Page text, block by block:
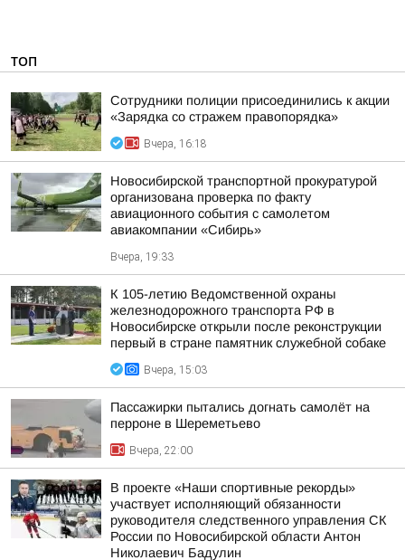
ТОП
Сотрудники полиции присоединились к акции
«Зарядка со стражем правопорядка»
Вчера, 16:18
Новосибирской транспортной прокуратурой
организована проверка по факту
авиационного события с самолетом
авиакомпании «Сибирь»
Вчера, 19:33
К 105-летию Ведомственной охраны
железнодорожного транспорта РФ в
Новосибирске открыли после реконструкции
первый в стране памятник служебной собаке
Вчера, 15:03
Пассажирки пытались догнать самолёт на
перроне в Шереметьево
Вчера, 22:00
В проекте «Наши спортивные рекорды»
участвует исполняющий обязанности
руководителя следственного управления СК
России по Новосибирской области Антон
Николаевич Бадулин